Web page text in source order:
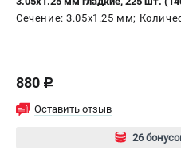
ПОЛЕЗНЫЕ СТАТЬИ
Как выбрать бензопилу?
Как выбрать компрессор?
Как выбрать сварочный
Сечение: 3.05х1.25 мм;
880 c
Оставить отзыв
26